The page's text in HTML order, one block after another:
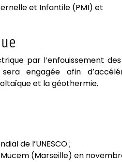
et Infantile (PMI) et
par l’enfouissement
engagée afin
et la géothermie.
de l’UNESCO ;
(Marseille) en